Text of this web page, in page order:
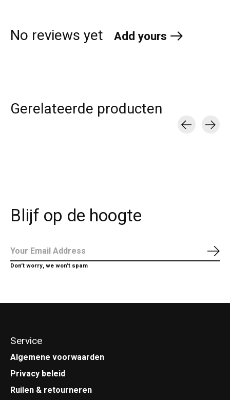
No reviews yet Add yours
Gerelateerde producten
Blijf op de hoogte
Don’t worry, we won’t spam
Service
Algemene voorwaarden
Privacy beleid
Ruilen & retourneren